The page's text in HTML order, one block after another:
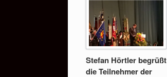
Stefan Hörtler begrüßt
die Teilnehmer der